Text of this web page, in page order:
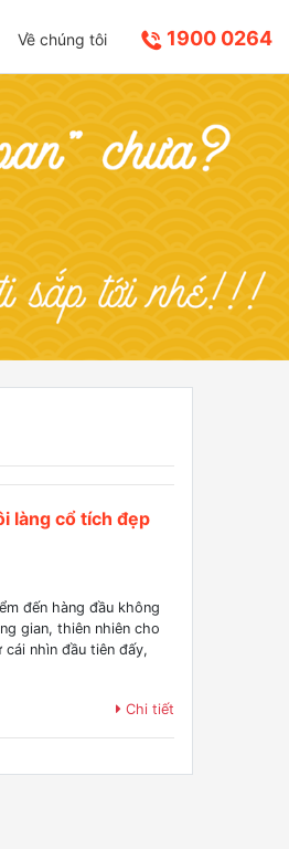
Về chúng tôi 1900 0264
làng cổ tích đẹp
đến hàng đầu không
gian, thiên nhiên cho
nhìn đầu tiên đấy,
Chi tiết